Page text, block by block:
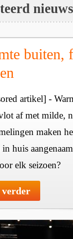
nieuws
buiten,
artikel] -
af met milde,
maken
huis
elk seizoen?
verder